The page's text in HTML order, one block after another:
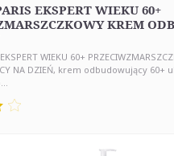
EKSPERT WIEKU 60+
KREM
WIEKU 60+
NA DZIEŃ, krem odbudowujący